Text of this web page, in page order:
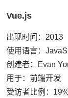
Vue.js
出现时间：2013
使用语言：
创建者：Evan
用于：前端开发
受访者比例：